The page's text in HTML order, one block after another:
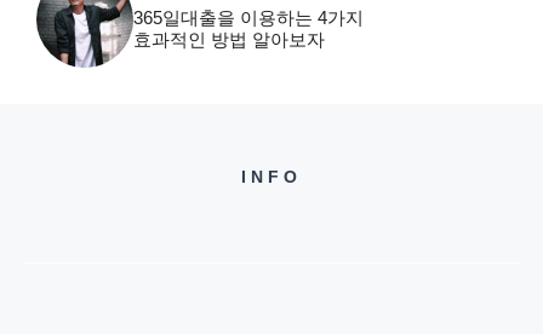
365일대출을 이용하는 4가지
효과적인 방법 알아보자
INFO